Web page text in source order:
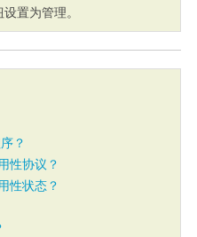
置为管理。
？
性协议？
性状态？